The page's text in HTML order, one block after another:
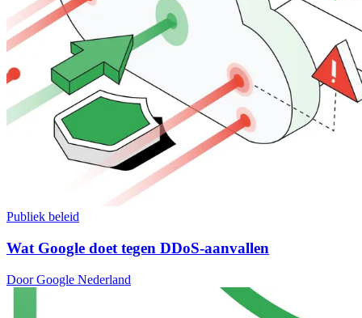
Publiek beleid
Wat Google doet tegen DDoS-aanvallen
Door Google Nederland